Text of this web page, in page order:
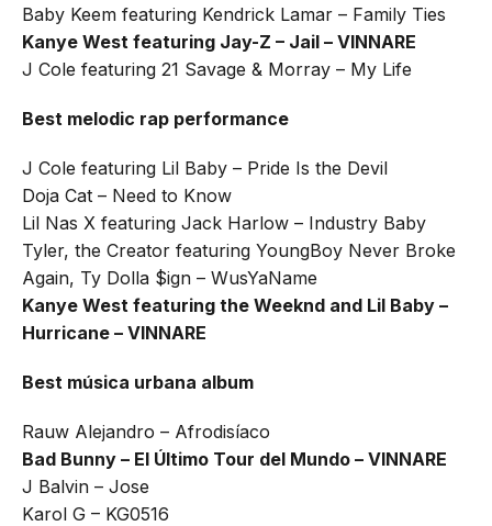
Baby Keem featuring Kendrick Lamar – Family Ties
Kanye West featuring Jay-Z – Jail – VINNARE
J Cole featuring 21 Savage & Morray – ​​My Life
Best melodic rap performance
J Cole featuring Lil Baby – Pride Is the Devil
Doja Cat – Need to Know
Lil Nas X featuring Jack Harlow – Industry Baby
Tyler, the Creator featuring YoungBoy Never Broke
Again, Ty Dolla $ign – WusYaName
Kanye West featuring the Weeknd and Lil Baby –
Hurricane – VINNARE
Best música urbana album
Rauw Alejandro – Afrodisíaco
Bad Bunny – El Último Tour del Mundo – VINNARE
J Balvin – Jose
Karol G – KG0516